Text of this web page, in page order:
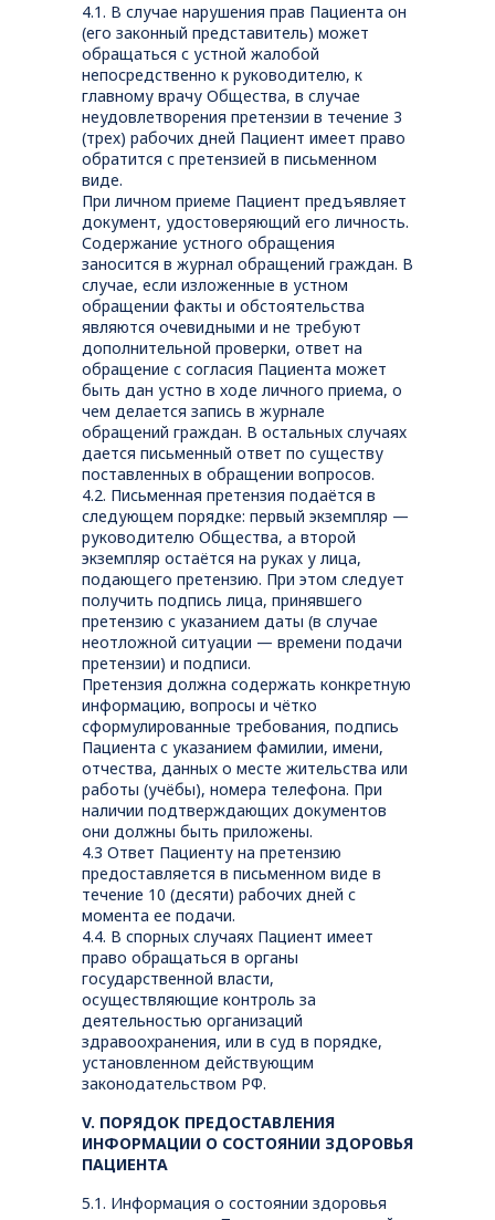
4.1. В случае нарушения прав Пациента он
(его законный представитель) может
обращаться с устной жалобой
непосредственно к руководителю, к
главному врачу Общества, в случае
неудовлетворения претензии в течение 3
(трех) рабочих дней Пациент имеет право
обратится с претензией в письменном
виде.
При личном приеме Пациент предъявляет
документ, удостоверяющий его личность.
Содержание устного обращения
заносится в журнал обращений граждан. В
случае, если изложенные в устном
обращении факты и обстоятельства
являются очевидными и не требуют
дополнительной проверки, ответ на
обращение с согласия Пациента может
быть дан устно в ходе личного приема, о
чем делается запись в журнале
обращений граждан. В остальных случаях
дается письменный ответ по существу
поставленных в обращении вопросов.
4.2. Письменная претензия подаётся в
следующем порядке: первый экземпляр —
руководителю Общества, а второй
экземпляр остаётся на руках у лица,
подающего претензию. При этом следует
получить подпись лица, принявшего
претензию с указанием даты (в случае
неотложной ситуации — времени подачи
претензии) и подписи.
Претензия должна содержать конкретную
информацию, вопросы и чётко
сформулированные требования, подпись
Пациента с указанием фамилии, имени,
отчества, данных о месте жительства или
работы (учёбы), номера телефона. При
наличии подтверждающих документов
они должны быть приложены.
4.3 Ответ Пациенту на претензию
предоставляется в письменном виде в
течение 10 (десяти) рабочих дней с
момента ее подачи.
4.4. В спорных случаях Пациент имеет
право обращаться в органы
государственной власти,
осуществляющие контроль за
деятельностью организаций
здравоохранения, или в суд в порядке,
установленном действующим
законодательством РФ.
V. ПОРЯДОК ПРЕДОСТАВЛЕНИЯ
ИНФОРМАЦИИ О СОСТОЯНИИ ЗДОРОВЬЯ
ПАЦИЕНТА
5.1. Информация о состоянии здоровья